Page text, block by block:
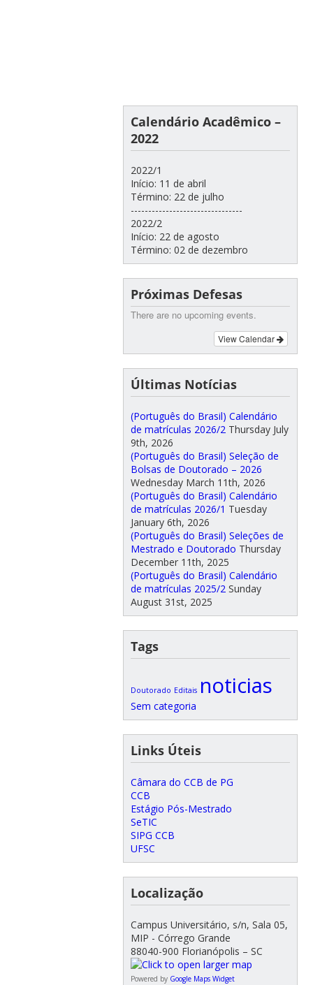
Calendário Acadêmico –
2022
2022/1
Início: 11 de abril
Término: 22 de julho
--------------------------------
2022/2
Início: 22 de agosto
Término: 02 de dezembro
Próximas Defesas
There are no upcoming events.
View Calendar
Últimas Notícias
(Português do Brasil) Calendário
de matrículas 2026/2 Thursday July
9th, 2026
(Português do Brasil) Seleção de
Bolsas de Doutorado – 2026
Wednesday March 11th, 2026
(Português do Brasil) Calendário
de matrículas 2026/1 Tuesday
January 6th, 2026
(Português do Brasil) Seleções de
Mestrado e Doutorado Thursday
December 11th, 2025
(Português do Brasil) Calendário
de matrículas 2025/2 Sunday
August 31st, 2025
Tags
Doutorado Editais noticias
Sem categoria
Links Úteis
Câmara do CCB de PG
CCB
Estágio Pós-Mestrado
SeTIC
SIPG CCB
UFSC
Localização
Campus Universitário, s/n, Sala 05,
MIP - Córrego Grande
88040-900 Florianópolis – SC
Powered by Google Maps Widget